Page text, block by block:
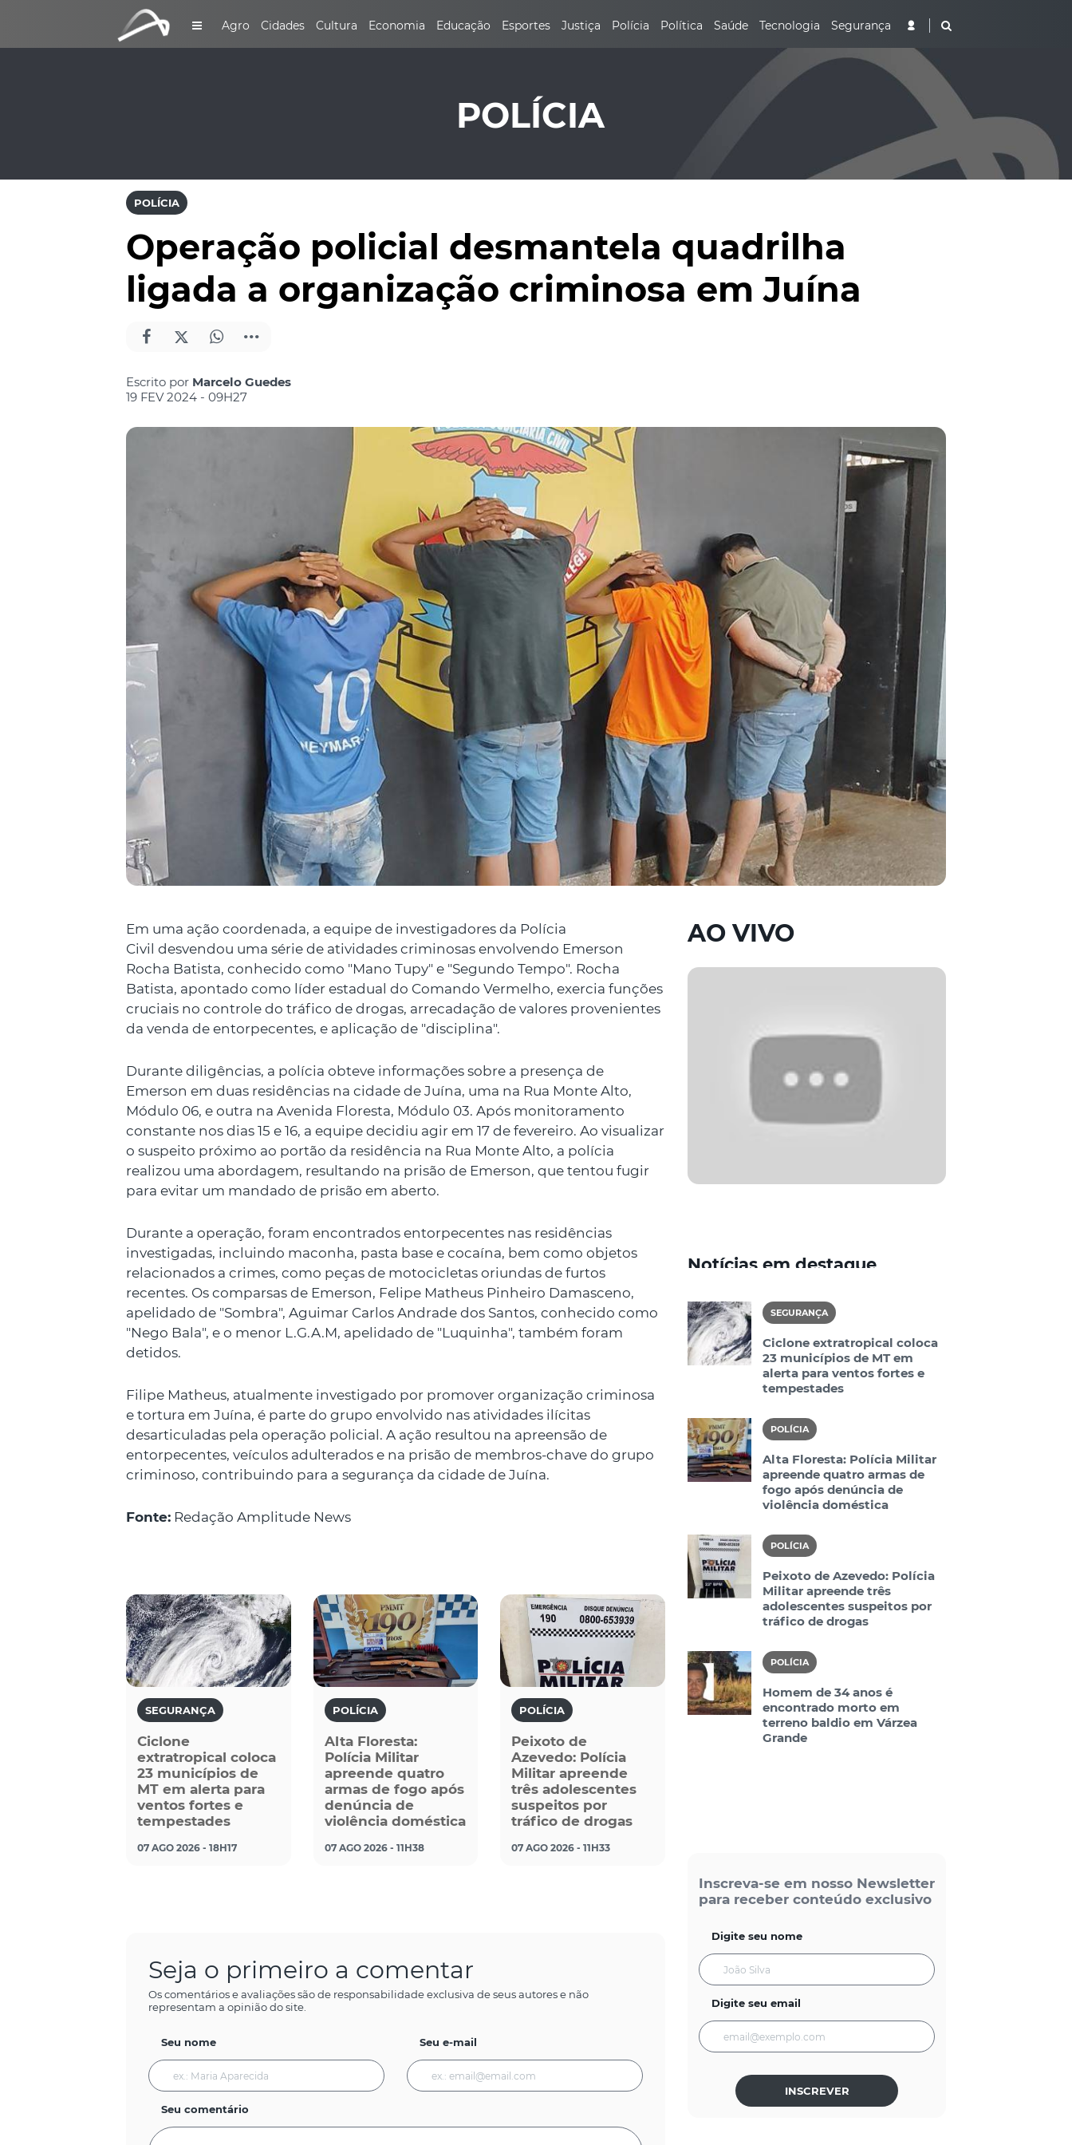
Agro Cidades Cultura Economia Educação Esportes Justiça Polícia Política Saúde Tecnologia Segurança
POLÍCIA
POLÍCIA
Operação policial desmantela quadrilha
ligada a organização criminosa em Juína
Escrito por Marcelo Guedes
19 FEV 2024 - 09H27
Em uma ação coordenada, a equipe de investigadores da Polícia
Civil desvendou uma série de atividades criminosas envolvendo Emerson
Rocha Batista, conhecido como "Mano Tupy" e "Segundo Tempo". Rocha
Batista, apontado como líder estadual do Comando Vermelho, exercia funções
cruciais no controle do tráfico de drogas, arrecadação de valores provenientes
da venda de entorpecentes, e aplicação de "disciplina".
Durante diligências, a polícia obteve informações sobre a presença de
Emerson em duas residências na cidade de Juína, uma na Rua Monte Alto,
Módulo 06, e outra na Avenida Floresta, Módulo 03. Após monitoramento
constante nos dias 15 e 16, a equipe decidiu agir em 17 de fevereiro. Ao visualizar
o suspeito próximo ao portão da residência na Rua Monte Alto, a polícia
realizou uma abordagem, resultando na prisão de Emerson, que tentou fugir
para evitar um mandado de prisão em aberto.
Durante a operação, foram encontrados entorpecentes nas residências
investigadas, incluindo maconha, pasta base e cocaína, bem como objetos
relacionados a crimes, como peças de motocicletas oriundas de furtos
recentes. Os comparsas de Emerson, Felipe Matheus Pinheiro Damasceno,
apelidado de "Sombra", Aguimar Carlos Andrade dos Santos, conhecido como
"Nego Bala", e o menor L.G.A.M, apelidado de "Luquinha", também foram
detidos.
Filipe Matheus, atualmente investigado por promover organização criminosa
e tortura em Juína, é parte do grupo envolvido nas atividades ilícitas
desarticuladas pela operação policial. A ação resultou na apreensão de
entorpecentes, veículos adulterados e na prisão de membros-chave do grupo
criminoso, contribuindo para a segurança da cidade de Juína.
Fonte: Redação Amplitude News
SEGURANÇA
Ciclone
extratropical coloca
23 municípios de
MT em alerta para
ventos fortes e
tempestades
07 AGO 2026 - 18H17
POLÍCIA
Alta Floresta:
Polícia Militar
apreende quatro
armas de fogo após
denúncia de
violência doméstica
07 AGO 2026 - 11H38
POLÍCIA
Peixoto de
Azevedo: Polícia
Militar apreende
três adolescentes
suspeitos por
tráfico de drogas
07 AGO 2026 - 11H33
Seja o primeiro a comentar
Os comentários e avaliações são de responsabilidade exclusiva de seus autores e não
representam a opinião do site.
Seu nome Seu e-mail
Seu comentário
AO VIVO
SEGURANÇA
Ciclone extratropical coloca
23 municípios de MT em
alerta para ventos fortes e
tempestades
POLÍCIA
Alta Floresta: Polícia Militar
apreende quatro armas de
fogo após denúncia de
violência doméstica
POLÍCIA
Peixoto de Azevedo: Polícia
Militar apreende três
adolescentes suspeitos por
tráfico de drogas
POLÍCIA
Homem de 34 anos é
encontrado morto em
terreno baldio em Várzea
Grande
Inscreva-se em nosso Newsletter
para receber conteúdo exclusivo
Digite seu nome
Digite seu email
INSCREVER
Notícias em destaque